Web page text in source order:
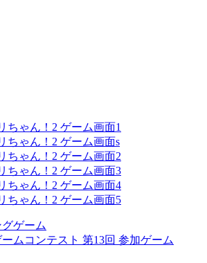
ゲーム
ムコンテスト 第13回 参加ゲーム